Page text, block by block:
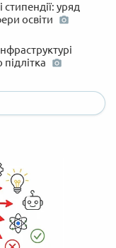
уряд
освіти